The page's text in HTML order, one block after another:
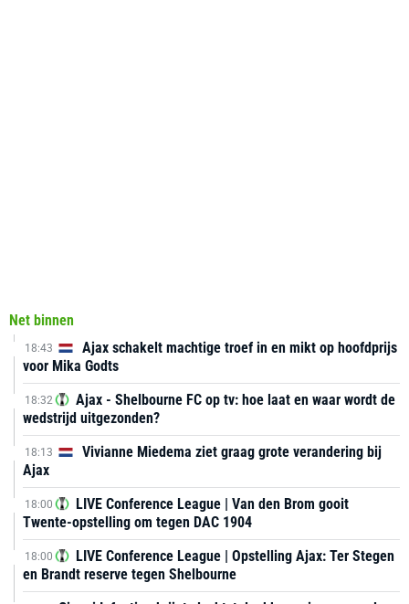
Net binnen
18:43
Ajax schakelt machtige troef in en mikt op hoofdprijs
voor Mika Godts
18:32
Ajax - Shelbourne FC op tv: hoe laat en waar wordt de
wedstrijd uitgezonden?
18:13
Vivianne Miedema ziet graag grote verandering bij
Ajax
18:00
LIVE Conference League | Van den Brom gooit
Twente-opstelling om tegen DAC 1904
18:00
LIVE Conference League | Opstelling Ajax: Ter Stegen
en Brandt reserve tegen Shelbourne